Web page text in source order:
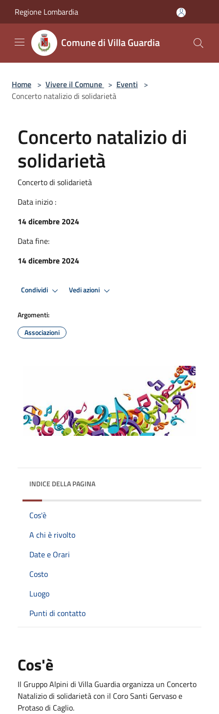
Regione Lombardia
Comune di Villa Guardia
Home > Vivere il Comune > Eventi >
Concerto natalizio di solidarietà
Concerto natalizio di
solidarietà
Concerto di solidarietà
Data inizio :
14 dicembre 2024
Data fine:
14 dicembre 2024
Condividi Vedi azioni
Argomenti:
Associazioni
INDICE DELLA PAGINA
Cos'è
A chi è rivolto
Date e Orari
Costo
Luogo
Punti di contatto
Cos'è
Il Gruppo Alpini di Villa Guardia organizza un Concerto
Natalizio di solidarietà con il Coro Santi Gervaso e
Protaso di Caglio.